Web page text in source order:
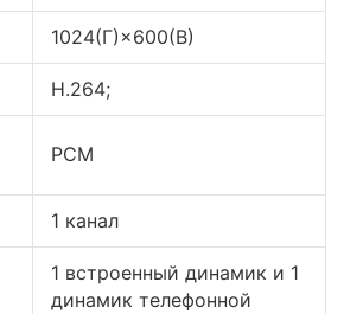
1024(Г)×600(В)
Н.264;
PCM
1 канал
1 встроенный динамик и 1
динамик телефонной